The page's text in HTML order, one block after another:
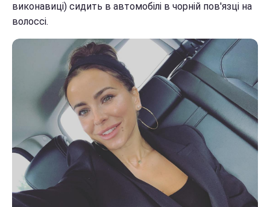
виконавиці) сидить в автомобілі в чорній пов'язці на
волоссі.